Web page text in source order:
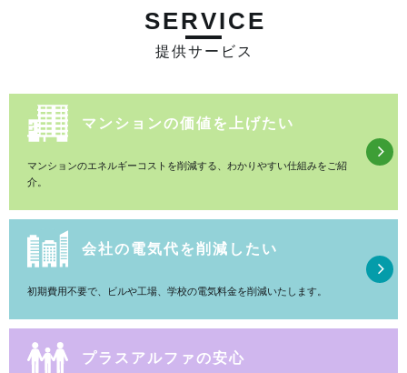
SERVICE
提供サービス
マンションの価値を上げたい
マンションのエネルギーコストを削減する、わかりやすい仕組みをご紹
介。
会社の電気代を削減したい
初期費用不要で、ビルや工場、学校の電気料金を削減いたします。
プラスアルファの安心